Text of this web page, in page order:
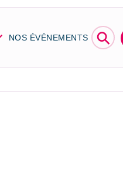
NOS ÉVÉNEMENTS ⚲